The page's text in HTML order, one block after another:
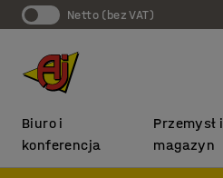
Netto (bez VAT)
Biuro i
konferencja
Przemysł i
magazyn